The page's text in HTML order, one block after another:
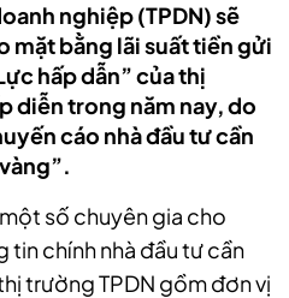
nghiệp (TPDN) sẽ
mặt bằng lãi suất tiền gửi
hấp dẫn” của thị
diễn trong năm nay, do
cáo nhà đầu tư cần
một số chuyên gia cho
tin chính nhà đầu tư cần
trường TPDN gồm đơn vị